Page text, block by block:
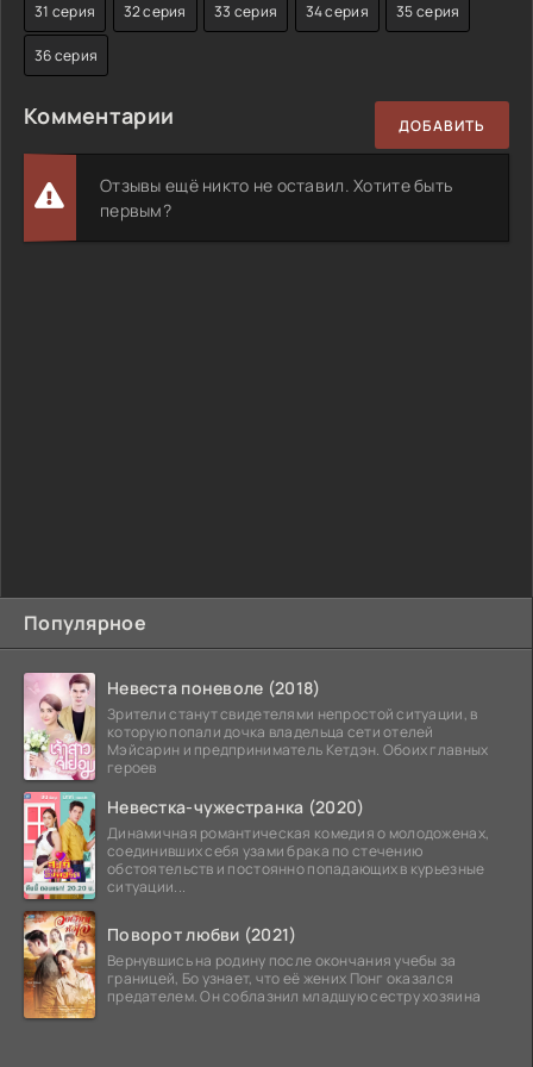
Популярное
Невеста поневоле (2018)
Зрители станут свидетелями непростой ситуации, в
которую попали дочка владельца сети отелей
Мэйсарин и предприниматель Кетдэн. Обоих главных
героев
Невестка-чужестранка (2020)
Динамичная романтическая комедия о молодоженах,
соединивших себя узами брака по стечению
обстоятельств и постоянно попадающих в курьезные
ситуации...
Поворот любви (2021)
Вернувшись на родину после окончания учебы за
границей, Бо узнает, что её жених Понг оказался
предателем. Он соблазнил младшую сестру хозяина
31 серия 32 серия 33 серия 34 серия 35 серия
36 серия
Комментарии ДОБАВИТЬ
Отзывы ещё никто не оставил. Хотите быть
первым?